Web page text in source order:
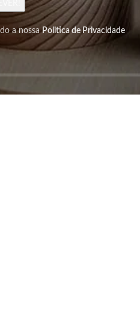
a nossaPolitica de Privacidade